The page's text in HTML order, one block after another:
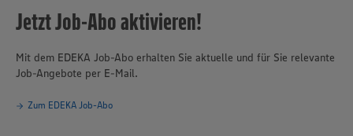
Jetzt Job-Abo aktivieren!
Mit dem EDEKA Job-Abo erhalten Sie aktuelle und für Sie relevante
Job-Angebote per E-Mail.
Zum EDEKA Job-Abo